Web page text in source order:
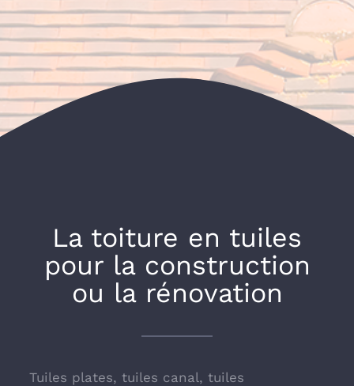
La toiture en tuiles
pour la construction
ou la rénovation
Tuiles plates, tuiles canal, tuiles